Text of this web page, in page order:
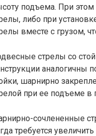
подъема. При этом
либо при
вместе с грузом,
стрелы со
аналогичны
шарнирно
при ее подъеме в
сочлененные
требуется